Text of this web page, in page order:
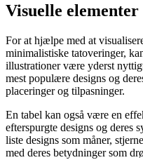
Visuelle
For at hjælpe med at
minimalistiske tatoveringer,
illustrationer være yderst
mest populære designs og
placeringer og tilpasninger.
En tabel kan også være en
efterspurgte designs og deres
liste designs som måner,
med deres betydninger som